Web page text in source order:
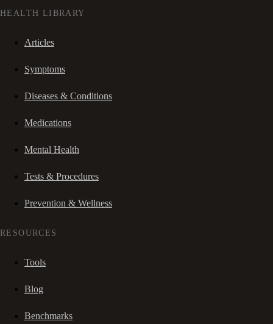
HEALTH LIBRARY
Articles
Symptoms
Diseases & Conditions
Medications
Mental Health
Tests & Procedures
Prevention & Wellness
RESOURCES
Tools
Blog
Benchmarks